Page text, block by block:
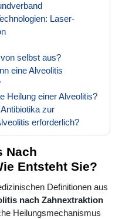
Laser-
selbst aus?
eine Alveolitis
Heilung einer Alveolitis?
zur
erforderlich?
Nach
Entsteht Sie?
Definitionen aus
nach Zahnextraktion
Heilungsmechanismus